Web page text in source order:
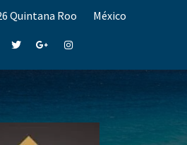
Quintana Roo México
TwitterGoogle+Instagram